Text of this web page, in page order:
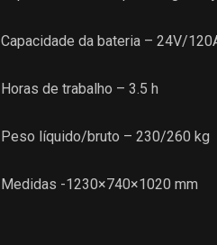
Capacidade da bateria – 24V/
Horas de trabalho – 3.5 h
Peso líquido/bruto – 230/260 kg
Medidas -1230×740×1020 mm